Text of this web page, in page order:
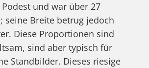
und war über 27
seine Breite betrug jedoch
Diese Proportionen sind
sind aber typisch für
Standbilder. Dieses riesige